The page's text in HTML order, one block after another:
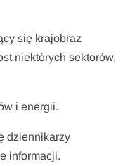
się krajobraz
niektórych sektorów,
i energii.
dziennikarzy
informacji.